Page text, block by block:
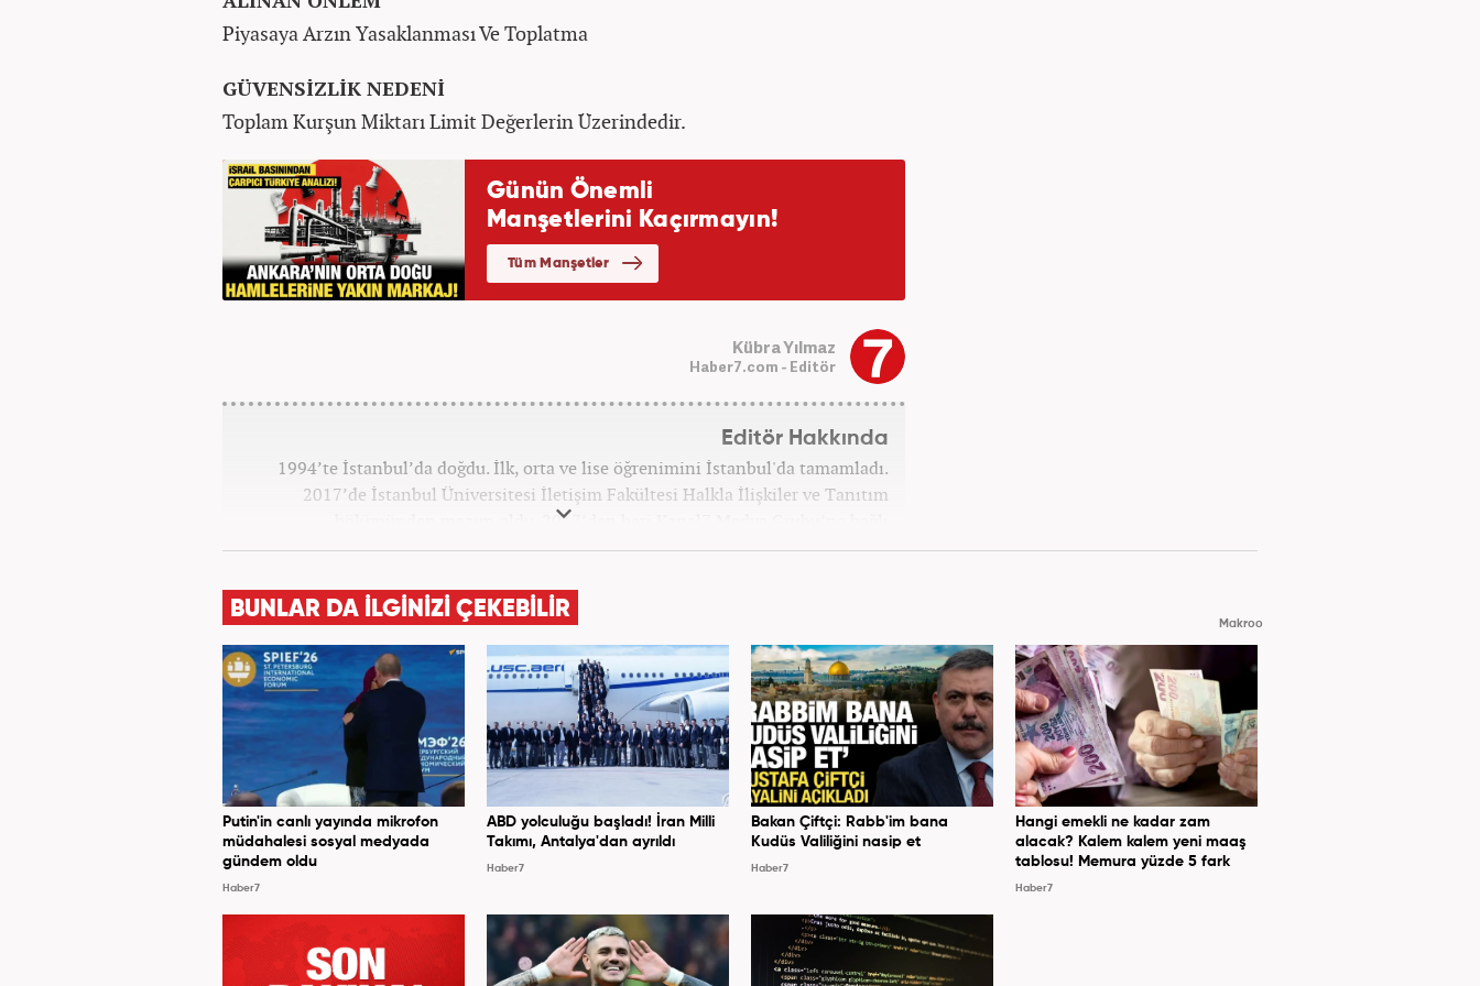
Piyasaya Arzın Yasaklanması Ve Toplatma
GÜVENSİZLİK NEDENİ
Toplam Kurşun Miktarı Limit Değerlerin Üzerindedir.
Kübra Yılmaz
Haber7.com - Editör
Editör Hakkında
1994’te İstanbul’da doğdu. İlk, orta ve lise öğrenimini İstanbul'da tamamladı.
2017’de İstanbul Üniversitesi İletişim Fakültesi Halkla İlişkiler ve Tanıtım
bölümünden mezun oldu. 2017’den beri Kanal7 Medya Grubu’na bağlı
Haber7.com bünyesinde mesleki hayatına devam etmektedir.
BUNLAR DA İLGİNİZİ ÇEKEBİLİR
Makroo
Putin'in canlı yayında mikrofon
müdahalesi sosyal medyada
gündem oldu
Haber7
ABD yolculuğu başladı! İran Milli
Takımı, Antalya'dan ayrıldı
Haber7
Bakan Çiftçi: Rabb'im bana
Kudüs Valiliğini nasip et
Haber7
Hangi emekli ne kadar zam
alacak? Kalem kalem yeni maaş
tablosu! Memura yüzde 5 fark
Haber7